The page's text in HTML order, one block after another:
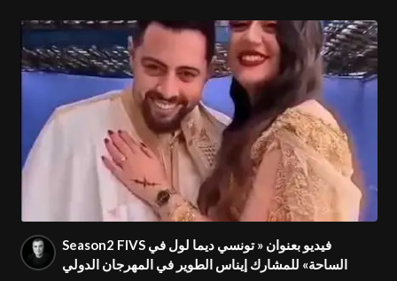
Season2 FIVS فيديو بعنوان « تونسي ديما لول في
الساحة» للمشارك إيناس الطوير في المهرجان الدولي